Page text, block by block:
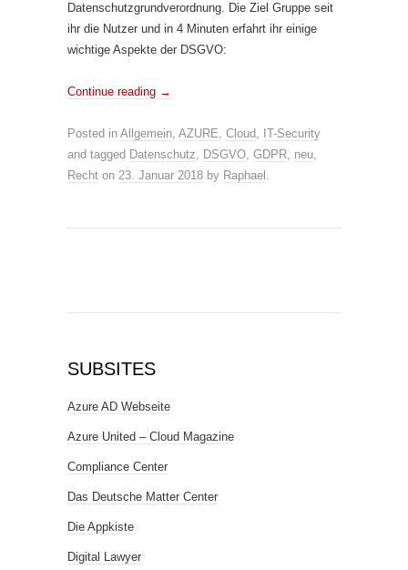
Datenschutzgrundverordnung. Die Ziel Gruppe seit
ihr die Nutzer und in 4 Minuten erfahrt ihr einige
wichtige Aspekte der DSGVO:
Continue reading →
Posted in Allgemein, AZURE, Cloud, IT-Security
and tagged Datenschutz, DSGVO, GDPR, neu,
Recht on 23. Januar 2018 by Raphael .
SUBSITES
Azure AD Webseite
Azure United – Cloud Magazine
Compliance Center
Das Deutsche Matter Center
Die Appkiste
Digital Lawyer